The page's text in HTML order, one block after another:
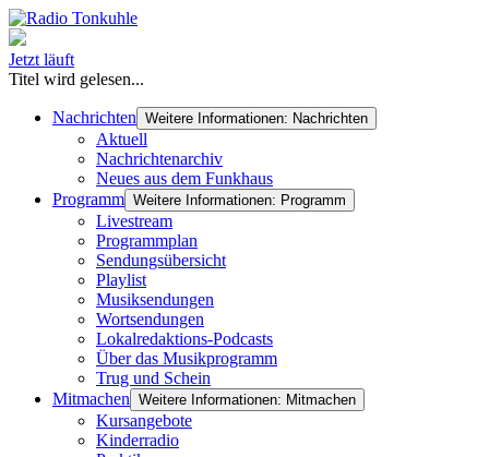
Jetzt läuft
Titel wird gelesen...
Nachrichten Weitere Informationen: Nachrichten
Aktuell
Nachrichtenarchiv
Neues aus dem Funkhaus
Programm Weitere Informationen: Programm
Livestream
Programmplan
Sendungsübersicht
Playlist
Musiksendungen
Wortsendungen
Lokalredaktions-Podcasts
Über das Musikprogramm
Trug und Schein
Mitmachen Weitere Informationen: Mitmachen
Kursangebote
Kinderradio